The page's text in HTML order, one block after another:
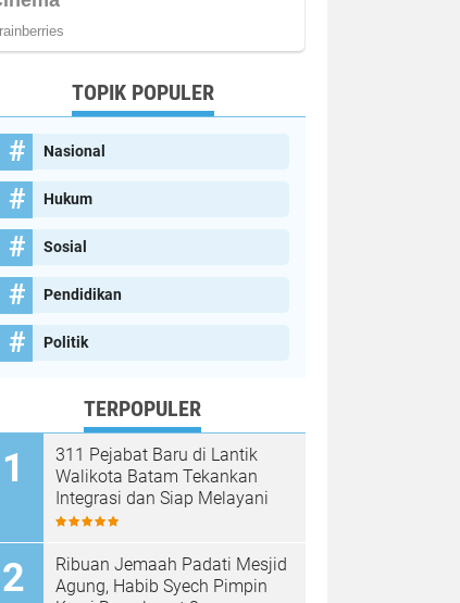
TOPIK POPULER
Nasional
Hukum
Sosial
Pendidikan
Politik
TERPOPULER
311 Pejabat Baru di Lantik
Walikota Batam Tekankan
Integrasi dan Siap Melayani
Ribuan Jemaah Padati Mesjid
Agung, Habib Syech Pimpin